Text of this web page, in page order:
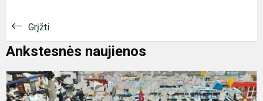
Grįžti
Ankstesnės naujienos